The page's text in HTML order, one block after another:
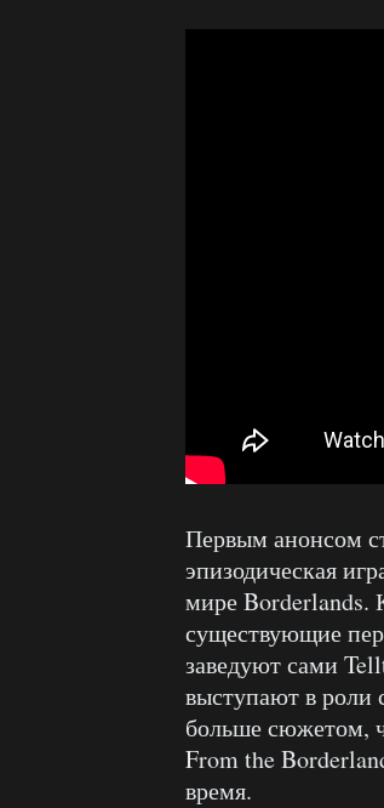
Первым анонсом
эпизодическая
мире Borderlands.
существующие
заведуют сами
выступают в роли
больше сюжетом,
From the
время.